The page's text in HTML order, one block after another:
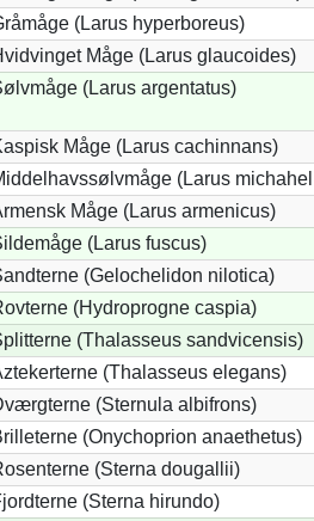
(Larus hyperboreus)
Måge (Larus glaucoides)
(Larus argentatus)
Måge (Larus cachinnans)
(Larus
Måge (Larus armenicus)
(Larus fuscus)
(Gelochelidon nilotica)
(Hydroprogne caspia)
(Thalasseus sandvicensis)
(Thalasseus elegans)
(Sternula albifrons)
(Onychoprion anaethetus)
(Sterna dougallii)
(Sterna hirundo)